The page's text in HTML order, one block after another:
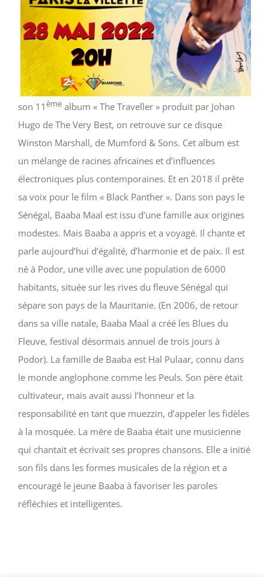
son 11ème album « The Traveller » produit par Johan
Hugo de The Very Best, on retrouve sur ce disque
Winston Marshall, de Mumford & Sons. Cet album est
un mélange de racines africaines et d’influences
électroniques plus contemporaines. Et en 2018 il prête
sa voix pour le film « Black Panther ». Dans son pays le
Sénégal, Baaba Maal est issu d’une famille aux origines
modestes. Mais Baaba a appris et a voyagé. Il chante et
parle aujourd’hui d’égalité, d’harmonie et de paix. Il est
né à Podor, une ville avec une population de 6000
habitants, située sur les rives du fleuve Sénégal qui
sépare son pays de la Mauritanie. (En 2006, de retour
dans sa ville natale, Baaba Maal a créé les Blues du
Fleuve, festival désormais annuel de trois jours à
Podor). La famille de Baaba est Hal Pulaar, connu dans
le monde anglophone comme les Peuls. Son père était
cultivateur, mais avait aussi l’honneur et la
responsabilité en tant que muezzin, d’appeler les fidèles
à la mosquée. La mère de Baaba était une musicienne
qui chantait et écrivait ses propres chansons. Elle a initié
son fils dans les formes musicales de la région et a
encouragé le jeune Baaba à favoriser les paroles
réfléchies et intelligentes.